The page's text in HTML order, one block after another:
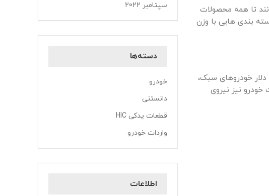
تا همه محصولات
بندی هایی با وزن
صنعت خودرو است. تنها در سال گذشته، ایالات متحده حدود 63.2 میلیارد دلار خودروهای سبک،
خودرو نیز نیروی
سپتامبر 2022
دسته‌ها
خودرو
دانستنی
قطعات یدکی HIC
واردات خودرو
اطلاعات